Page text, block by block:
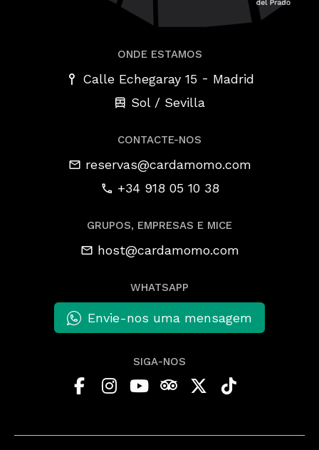
ONDE ESTAMOS
Calle Echegaray 15 - Madrid
Sol / Sevilla
CONTACTE-NOS
reservas@cardamomo.com
+34 918 05 10 38
GRUPOS, EMPRESAS E MICE
host@cardamomo.com
WHATSAPP
Envie-nos uma mensagem
SIGA-NOS